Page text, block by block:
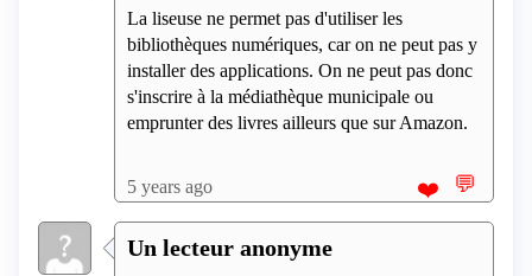
La liseuse ne permet pas d'utiliser les
bibliothèques numériques, car on ne peut pas y
installer des applications. On ne peut pas donc
s'inscrire à la médiathèque municipale ou
emprunter des livres ailleurs que sur Amazon.
5 years ago ❤️ 💬
Un lecteur anonyme